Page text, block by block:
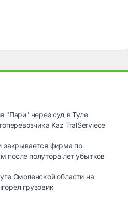
"Пари" через суд в Туле
Kaz TralServiece
закрывается фирма по
после полутора лет убытков
Смоленской области на
грузовик